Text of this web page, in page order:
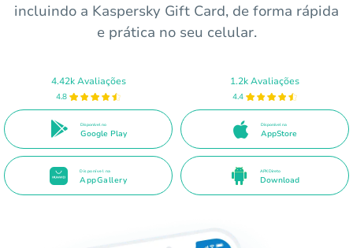
incluindo a Kaspersky Gift Card, de forma rápida
e prática no seu celular.
4.42k Avaliações
4.8
Disponível no
Google Play
1.2k Avaliações
4.4
Disponível na
AppStore
Disponível na
AppGallery
APK Direto
Download